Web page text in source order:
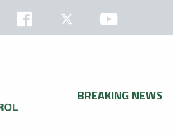
BREAKING NEWS